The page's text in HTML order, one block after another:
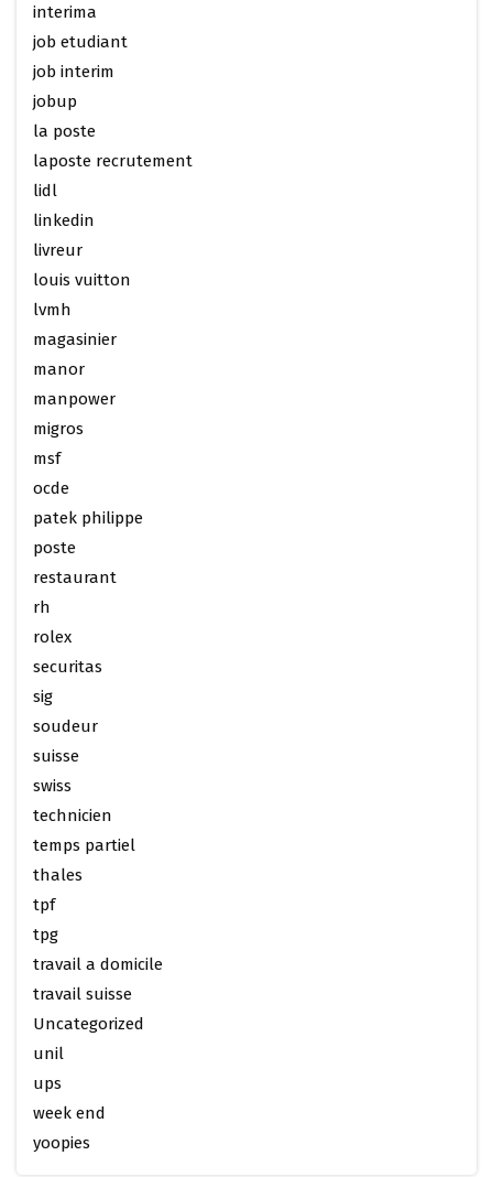
interima
job etudiant
job interim
jobup
la poste
laposte recrutement
lidl
linkedin
livreur
louis vuitton
lvmh
magasinier
manor
manpower
migros
msf
ocde
patek philippe
poste
restaurant
rh
rolex
securitas
sig
soudeur
suisse
swiss
technicien
temps partiel
thales
tpf
tpg
travail a domicile
travail suisse
Uncategorized
unil
ups
week end
yoopies